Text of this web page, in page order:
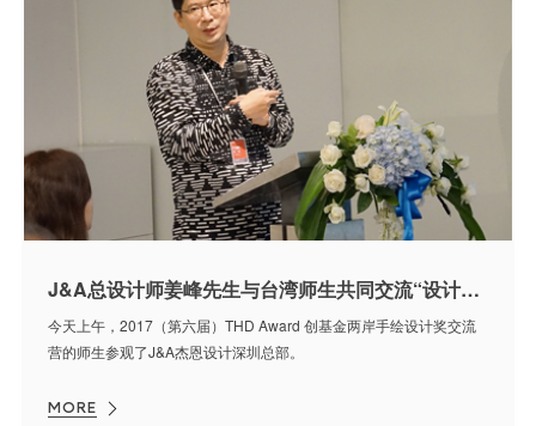
J&A总设计师姜峰先生与台湾师生共同交流“设计无界”
今天上午，2017（第六届）THD Award 创基金两岸手绘设计奖交流
营的师生参观了J&A杰恩设计深圳总部。
MORE